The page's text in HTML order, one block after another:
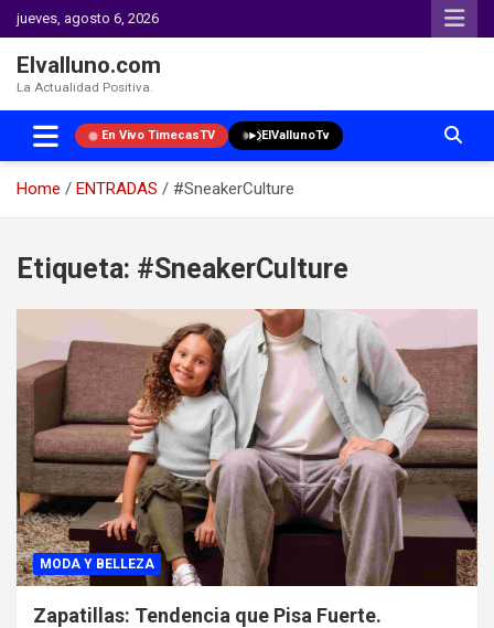
jueves, agosto 6, 2026
Elvalluno.com
La Actualidad Positiva.
En Vivo TimecasTV ElVallunoTv
Home ENTRADAS
#SneakerCulture
content
Etiqueta: #SneakerCulture
MODA Y BELLEZA
Zapatillas: Tendencia que Pisa Fuerte.